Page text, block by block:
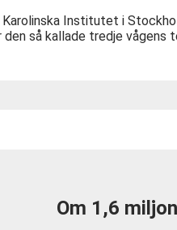
Institutet i
så kallade tredje
Om 1,6